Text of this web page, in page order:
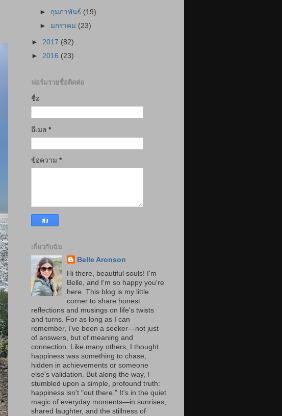
► กุมภาพันธ์ (19)
► มกราคม (23)
► 2017 (82)
► 2016 (23)
ฟอร์มรายชื่อติดต่อ
ชื่อ
อีเมล *
ข้อความ *
เกี่ยวกับฉัน
Belle Aronson
Hi there, beautiful souls! I'm
Belle, and I'm so happy you're
here. This blog is my little
corner to share honest
reflections and musings on life's twists
and turns. For as long as I can
remember, I've been a seeker—not just
of answers, but of meaning and
connection. Like many others, I thought
happiness was something to chase,
hidden in achievements or someone
else's validation. But along the way, I
stumbled upon a simple, profound truth:
happiness isn't "out there." It's in the quiet
magic of everyday moments—in sunrises,
shared laughter, and the stillness of